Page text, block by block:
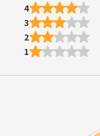
4
3
2
1